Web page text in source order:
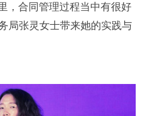
，合同管理过程当中有很好
局张灵女士带来她的实践与